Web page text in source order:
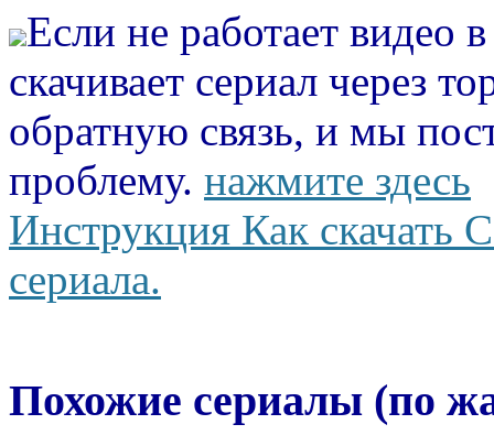
Если не работает видео
скачивает сериал через
обратную связь, и мы
проблему. нажмите здесь
Инструкция Как скачать
сериала.
Похожие сериалы (по